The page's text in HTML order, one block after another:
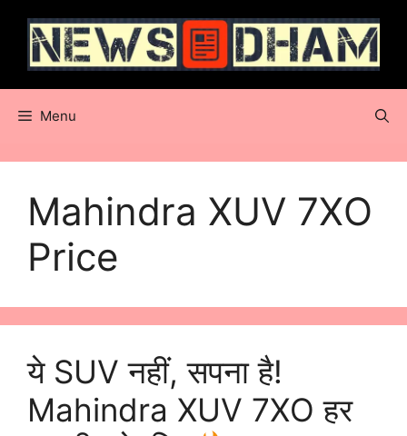
content
Menu
Mahindra XUV 7XO
Price
ये SUV नहीं, सपना है!
Mahindra XUV 7XO हर